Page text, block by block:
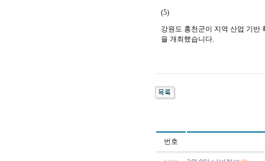
(5)
강원도 홍천군이 지역 산업 기반
을 개최했습니다.
번호